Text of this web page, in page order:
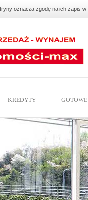
oznacza zgodę na ich zapis
KREDYTY